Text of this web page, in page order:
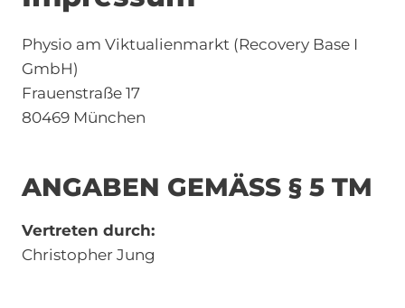
Physio am Viktualienmarkt (Recovery Base I
GmbH)
Frauenstraße 17
80469 München
ANGABEN GEMÄSS § 5 TM
Vertreten durch:
Christopher Jung